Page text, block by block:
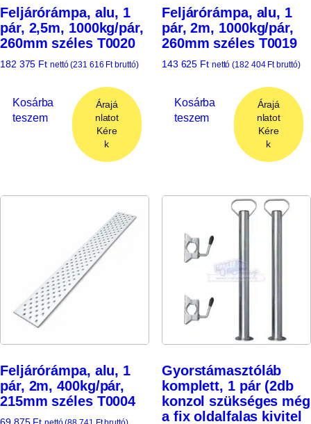
Feljárórámpa, alu, 1
pár, 2,5m, 1000kg/pár,
260mm széles T0020
182 375 Ft nettó (231 616 Ftbruttó)
Kosárba
teszem
Árajá
nlatot
Kére
k
Feljárórámpa, alu, 1
pár, 2m, 1000kg/pár,
260mm széles T0019
143 625 Ft nettó (182 404 Ftbruttó)
Kosárba
teszem
Árajá
nlatot
Kére
k
Feljárórámpa, alu, 1
pár, 2m, 400kg/pár,
215mm széles T0004
Gyorstámasztóláb
komplett, 1 pár (2db
konzol szükséges még
a fix oldalfalas kivitel